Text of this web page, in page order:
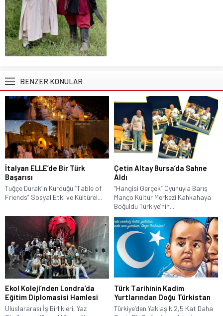
BENZER KONULAR
İtalyan ELLE’de Bir Türk
Başarısı
Tuğçe Durak’ın Kurduğu “Table of
Friends” Sosyal Etki ve Kültürel...
Çetin Altay Bursa’da Sahne
Aldı
“Hangisi Gerçek” Oyunuyla Barış
Manço Kültür Merkezi Kahkahaya
Boğuldu Türkiye’nin...
Ekol Koleji’nden Londra’da
Eğitim Diplomasisi Hamlesi
Uluslararası İş Birlikleri, Yaz
Türk Tarihinin Kadim
Yurtlarından Doğu Türkistan
Türkiye’den Yaklaşık 2,5 Kat Daha